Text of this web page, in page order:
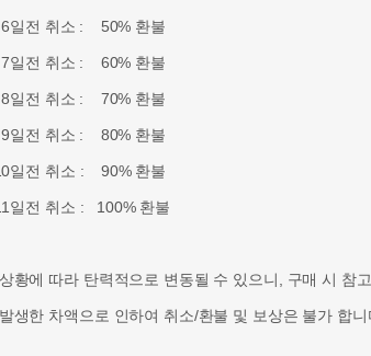
일전 취소 : 50% 환불
일전 취소 : 60% 환불
일전 취소 : 70% 환불
일전 취소 : 80% 환불
일전 취소 : 90% 환불
일전 취소 : 100% 환불
황에 따라 탄력적으로 변동될 수 있으니, 구매 시 참
생한 차액으로 인하여 취소/환불 및 보상은 불가 합니